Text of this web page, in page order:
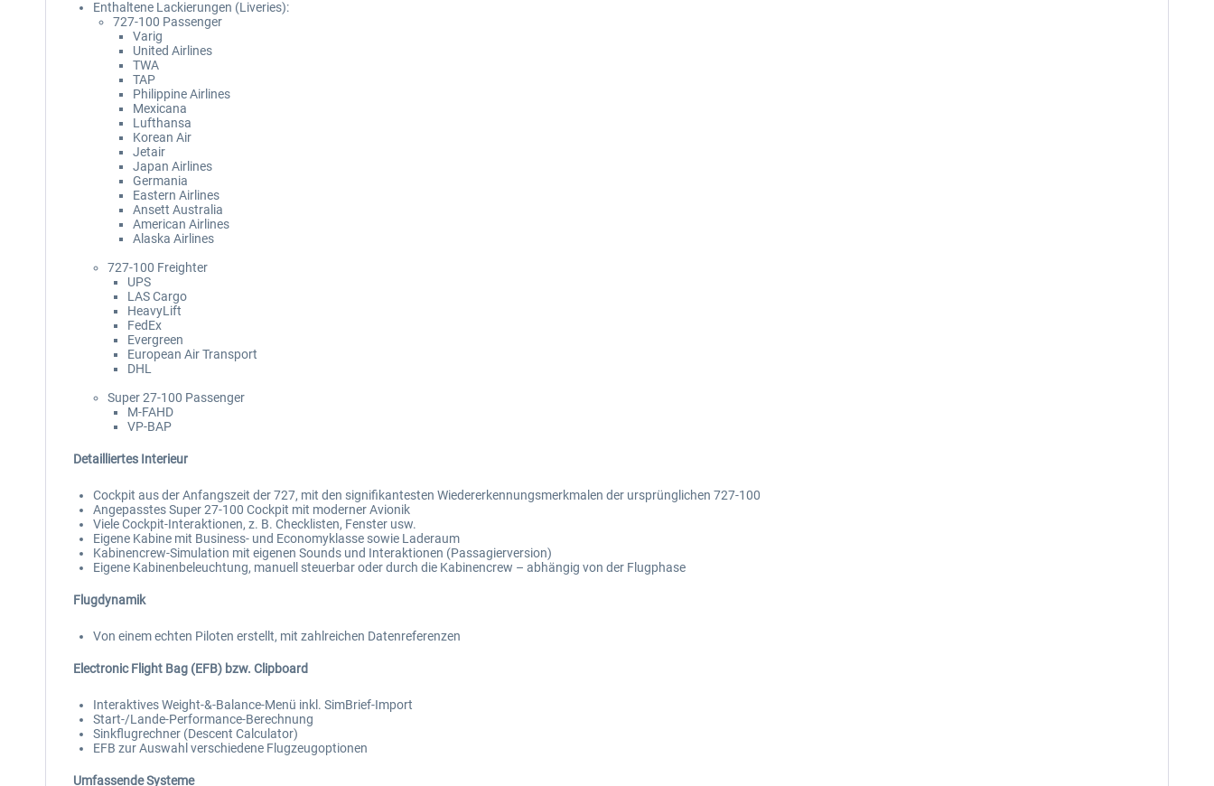
Enthaltene Lackierungen (Liveries):
727-100 Passenger
Varig
United Airlines
TWA
TAP
Philippine Airlines
Mexicana
Lufthansa
Korean Air
Jetair
Japan Airlines
Germania
Eastern Airlines
Ansett Australia
American Airlines
Alaska Airlines
727-100 Freighter
UPS
LAS Cargo
HeavyLift
FedEx
Evergreen
European Air Transport
DHL
Super 27-100 Passenger
M-FAHD
VP-BAP
Detailliertes Interieur
Cockpit aus der Anfangszeit der 727, mit den signifikantesten Wiedererkennungsmerkmalen der ursprünglichen 727-100
Angepasstes Super 27-100 Cockpit mit moderner Avionik
Viele Cockpit-Interaktionen, z. B. Checklisten, Fenster usw.
Eigene Kabine mit Business- und Economyklasse sowie Laderaum
Kabinencrew-Simulation mit eigenen Sounds und Interaktionen (Passagierversion)
Eigene Kabinenbeleuchtung, manuell steuerbar oder durch die Kabinencrew – abhängig von der Flugphase
Flugdynamik
Von einem echten Piloten erstellt, mit zahlreichen Datenreferenzen
Electronic Flight Bag (EFB) bzw. Clipboard
Interaktives Weight-&-Balance-Menü inkl. SimBrief-Import
Start-/Lande-Performance-Berechnung
Sinkflugrechner (Descent Calculator)
EFB zur Auswahl verschiedene Flugzeugoptionen
Umfassende Systeme